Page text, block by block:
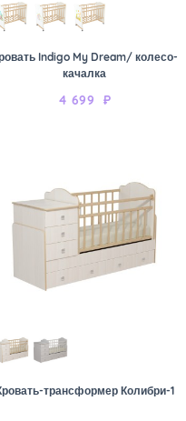
Indigo My Dream/ колесо-
качалка
4 699 ₽
трансформер Колибри-1